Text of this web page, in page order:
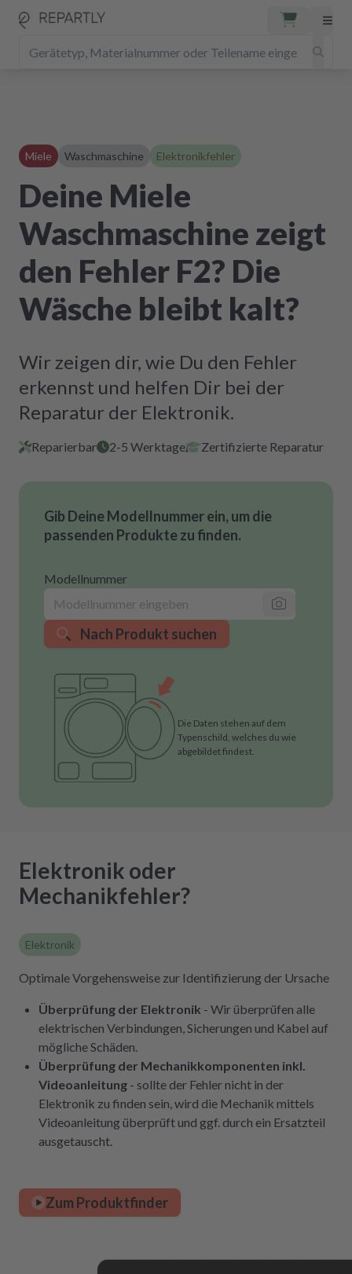
Miele Waschmaschine Elektronikfehler
Deine Miele
Waschmaschine zeigt
den Fehler F2? Die
Wäsche bleibt kalt?
Wir zeigen dir, wie Du den Fehler
erkennst und helfen Dir bei der
Reparatur der Elektronik.
Reparierbar 2-5 Werktage Zertifizierte Reparatur
Gib Deine Modellnummer ein, um die
passenden Produkte zu finden.
Modellnummer
Nach Produkt suchen
Die Daten stehen auf dem
Typenschild, welches du wie
abgebildet findest.
Elektronik oder
Mechanikfehler?
Elektronik
Optimale Vorgehensweise zur Identifizierung der Ursache
Überprüfung der Elektronik - Wir überprüfen alle
elektrischen Verbindungen, Sicherungen und Kabel auf
mögliche Schäden.
Überprüfung der Mechanikkomponenten inkl.
Videoanleitung - sollte der Fehler nicht in der
Elektronik zu finden sein, wird die Mechanik mittels
Videoanleitung überprüft und ggf. durch ein Ersatzteil
ausgetauscht.
Zum Produktfinder